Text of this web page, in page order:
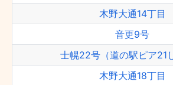
木野大通14丁目
音更9号
士幌22号（道の駅ピア21
木野大通18丁目